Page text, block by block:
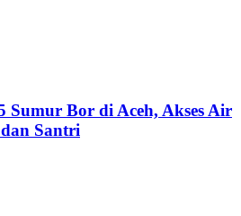
Sumur Bor di Aceh, Akses Air
Santri